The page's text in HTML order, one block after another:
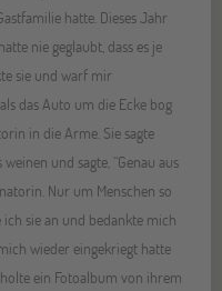
hatte. Dieses Jahr
nie geglaubt, dass es je
sie und warf mir
das Auto um die Ecke bog
in die Arme. Sie sagte
und sagte, “Genau aus
Nur um Menschen so
sie an und bedankte mich
wieder eingekriegt hatte
ein Fotoalbum von ihrem